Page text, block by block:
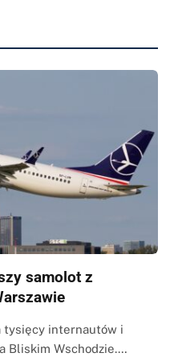
samolot z
tysięcy internautów i
Bliskim Wschodzie.…